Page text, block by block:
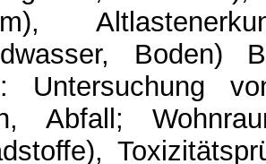
Boden)
Untersuchung
Abfall;